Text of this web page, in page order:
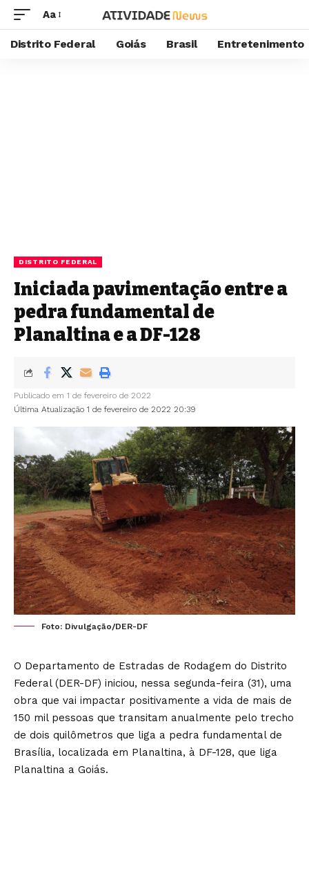
Aa
Distrito Federal Goiás Brasil Entretenimento
DISTRITO FEDERAL
Iniciada pavimentação entre a
pedra fundamental de
Planaltina e a DF-128
Última Atualização 1 de fevereiro de 2022 20:39
Publicado em 1 de fevereiro de 2022
Foto: Divulgação/DER-DF
O Departamento de Estradas de Rodagem do Distrito
Federal (DER-DF) iniciou, nessa segunda-feira (31), uma
obra que vai impactar positivamente a vida de mais de
150 mil pessoas que transitam anualmente pelo trecho
de dois quilômetros que liga a pedra fundamental de
Brasília, localizada em Planaltina, à DF-128, que liga
Planaltina a Goiás.